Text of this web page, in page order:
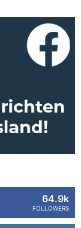
64.9k
FOLLOWERS